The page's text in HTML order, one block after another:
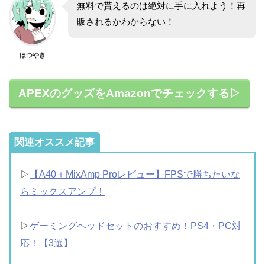
ほつやき
無料で貰えるのは絶対に手に入れよう！再
販されるかわからない！
APEXのグッズをAmazonでチェックする▷
関連オススメ記事
▷
【A40＋MixAmp Proレビュー】FPSで勝ちたいな
らミックスアンプ！
▷ゲーミングヘッドセットのおすすめ！PS4・PC対
応！【3選】